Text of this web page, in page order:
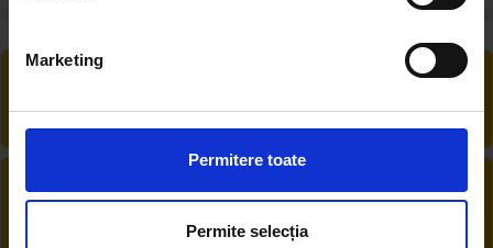
Marketing
Permitere toate
Permite selecția
produsele de care ai nevoie fără griji
La livrare, verifici produsele împreună cu
șoferul înainte de a face plata